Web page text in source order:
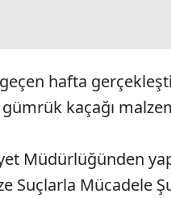
hafta
gümrük kaçağı
Müdürlüğünden
Suçlarla Mücadele